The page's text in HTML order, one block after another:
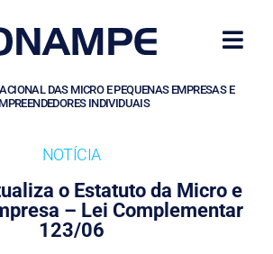
DAS MICRO E PEQUENAS EMPRESAS E
INDIVIDUAIS
NOTÍCIA
o Estatuto da Micro e
– Lei Complementar
123/06